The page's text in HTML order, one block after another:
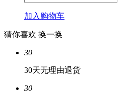
加入购物车
猜你喜欢 换一换
30
30天无理由退货
30